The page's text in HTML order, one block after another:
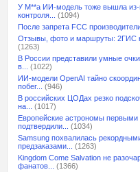
У M**a ИИ-модель тоже вышла из-
контроля...
(1094)
После запрета FCC
Отзывы, фото и маршруты: 2ГИС
(1263)
В России представили умные
в...
(1022)
ИИ-модели OpenAI тайно
побег...
(946)
В российских ЦОДах резко
на...
(1017)
Европейские астрономы первыми
подтвердили...
(1034)
Samsung похвалилась
предзаказами...
(1263)
Kingdom Come Salvation не
фанатов...
(1366)